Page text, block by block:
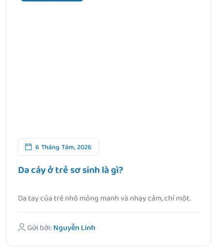
6 Tháng Tám, 2026
Da cáy ở trẻ sơ sinh là gì?
Da tay của trẻ nhỏ mỏng manh và nhạy cảm, chỉ một.
Gửi bởi:Nguyễn Linh